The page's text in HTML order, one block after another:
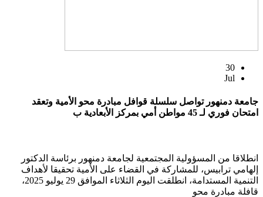
30
Jul
جامعة دمنهور تواصل سلسلة قوافل مبادرة محو الأمية وتعقد
امتحان فوري لـ 45 مواطن أمي بمركز الأبعادية ب
انطلاقا من المسؤولية المجتمعية لجامعة دمنهور برئاسة الدكتور
إلهامي ترابيس، للمشاركة في القضاء على الأمية تحقيقا لأهداف
التنمية المستدامة، انطلقت اليوم الثلاثاء الموافق 29 يوليو 2025،
قافلة مبادرة محو